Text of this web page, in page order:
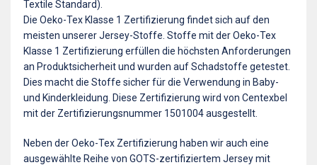
Textile Standard).
Die Oeko-Tex Klasse 1 Zertifizierung findet sich auf den
meisten unserer Jersey-Stoffe. Stoffe mit der Oeko-Tex
Klasse 1 Zertifizierung erfüllen die höchsten Anforderungen
an Produktsicherheit und wurden auf Schadstoffe getestet.
Dies macht die Stoffe sicher für die Verwendung in Baby-
und Kinderkleidung. Diese Zertifizierung wird von Centexbel
mit der Zertifizierungsnummer 1501004 ausgestellt.
Neben der Oeko-Tex Zertifizierung haben wir auch eine
ausgewählte Reihe von GOTS-zertifiziertem Jersey mit